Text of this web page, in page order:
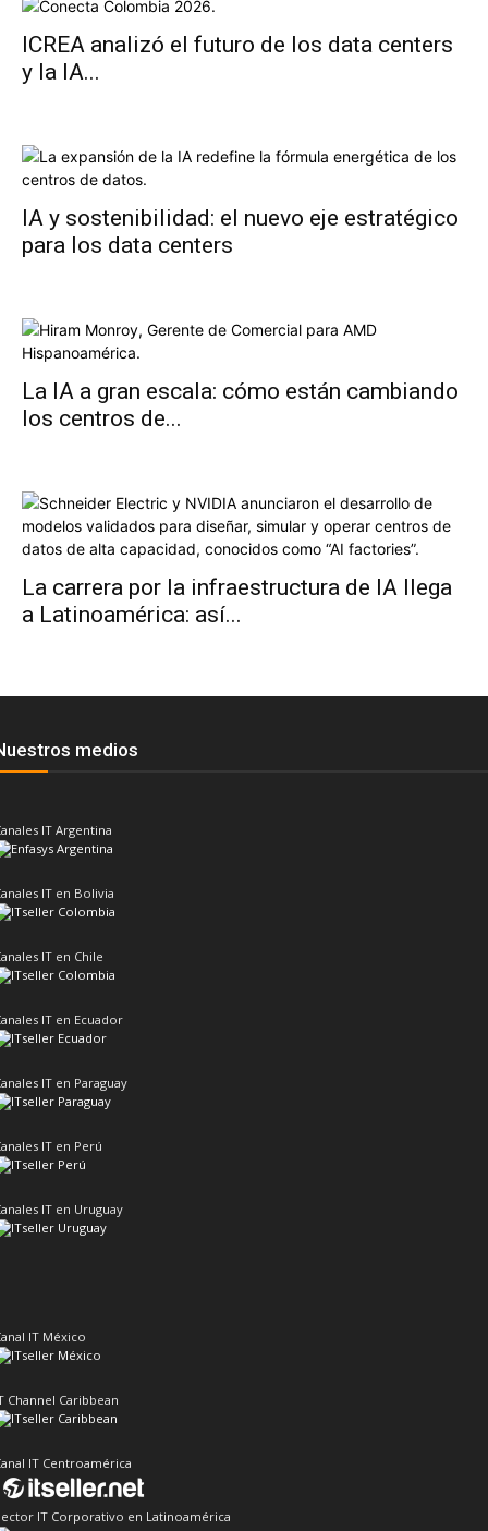
ICREA analizó el futuro de los data centers
y la IA...
IA y sostenibilidad: el nuevo eje estratégico
para los data centers
La IA a gran escala: cómo están cambiando
los centros de...
La carrera por la infraestructura de IA llega
a Latinoamérica: así...
medios
IT Argentina
IT en Bolivia
IT en Chile
IT en Ecuador
IT en Paraguay
IT en Perú
IT en Uruguay
IT México
Channel Caribbean
IT Centroamérica
IT Corporativo en Latinoamérica